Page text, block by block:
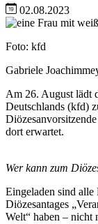
02.08.2023
Image
Nachweis
Foto: kfd
Caption
Gabriele
Am 26. August lädt
Deutschlands (kfd)
dort erwartet.
Wer kann zum
Eingeladen sind alle
Diözesantages
Welt“ haben – nicht